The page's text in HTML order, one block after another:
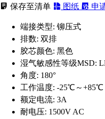
保存至清单
图纸 申
端接类型: 铆压式
排数: 双排
胶芯颜色: 黑色
湿气敏感性等级MSD:
角度: 180°
工作温度: -25℃～+85℃
额定电流: 3A
耐电压: 1500V AC